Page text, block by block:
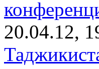
20.04.12,